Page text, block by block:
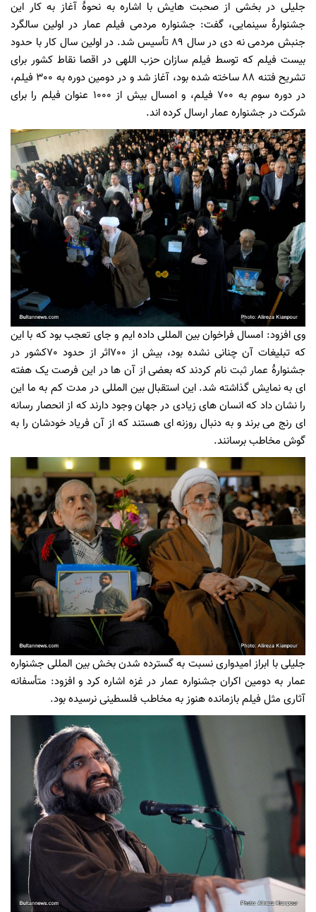
جلیلی در بخشی از صحبت هایش با اشاره به نحوۀ آغاز به کار این
جشنوارۀ سینمایی، گفت: جشنواره مردمی فیلم عمار در اولین سالگرد
جنبش مردمی نه دی در سال 89 تأسیس شد. در اولین سال کار با حدود
بیست فیلم که توسط فیلم سازان حزب اللهی در اقصا نقاط کشور برای
تشریح فتنه 88 ساخته شده بود، آغاز شد و در دومین دوره به 300 فیلم،
در دوره سوم به 700 فیلم، و امسال بیش از 1000 عنوان فیلم را برای
شرکت در جشنواره عمار ارسال کرده اند.
وی افزود: امسال فراخوان بین المللی داده ایم و جای تعجب بود که با این
که تبلیغات آن چنانی نشده بود، بیش از 700اثر از حدود 70کشور در
جشنوارۀ عمار ثبت نام کردند که بعضی از آن ها در این فرصت یک هفته
ای به نمایش گذاشته شد. این استقبال بین المللی در مدت کم به ما این
را نشان داد که انسان های زیادی در جهان وجود دارند که از انحصار رسانه
ای رنج می برند و به دنبال روزنه ای هستند که از آن فریاد خودشان را به
گوش مخاطب برسانند.
جلیلی با ابراز امیدواری نسبت به گسترده شدن بخش بین المللی جشنواره
عمار به دومین اکران جشنواره عمار در غزه اشاره کرد و افزود: متأسفانه
آثاری مثل فیلم بازمانده هنوز به مخاطب فلسطینی نرسیده بود.